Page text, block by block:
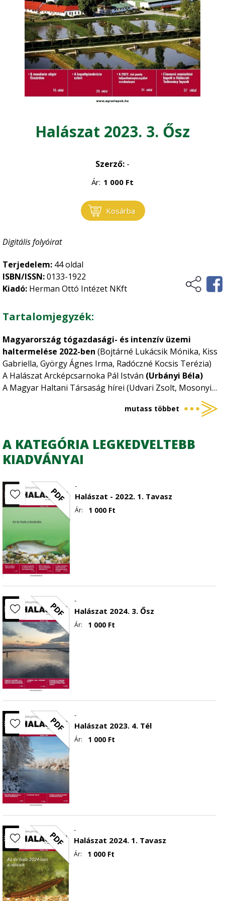
Kertgazdaság
Magyar Állatorvosok Lapja
Növénytermelés
Halászat 2023. 3. Ősz
Szerző: -
Ár: 1 000 Ft
Kosárba
Digitális folyóirat
Terjedelem: 44 oldal
ISBN/ISSN:0133-1922
Kiadó: Herman Ottó Intézet NKft
Tartalomjegyzék:
Magyarország tógazdasági- és intenzív üzemi
haltermelése 2022-ben (Bojtárné Lukácsik Mónika, Kiss
Gabriella, György Ágnes Irma, Radóczné Kocsis Terézia)
A Halászat Arcképcsarnoka Pál István (Urbányi Béla)
A Magyar Haltani Társaság hírei (Udvari Zsolt, Mosonyi
Gábor, Dérer István, Harka Ákos, Nyeste Krisztián, Sólyom
Norbert, Juhász Máté, Sallai Zoltán, Halasi-Kovács Béla,
TUDOMÁNYOS KÖZLEMÉNYEK -
Az aflatoxin B1 embrionális fejlődésre és
veleszületett immunrendszerre gyakorolt hatásainak
mutass többet
A KATEGÓRIA LEGKEDVELTEBB
KIADVÁNYAI
PDF -
Halászat - 2022. 1. Tavasz
Ár: 1 000Ft
PDF -
Halászat 2024. 3. Ősz
Ár: 1 000 Ft
PDF -
Halászat 2023. 4. Tél
Ár: 1 000 Ft
PDF -
Halászat 2024. 1. Tavasz
Ár: 1 000 Ft